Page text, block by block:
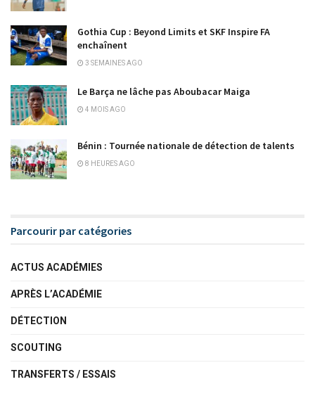
Gothia Cup : Beyond Limits et SKF Inspire FA
enchaînent
3 SEMAINES AGO
Le Barça ne lâche pas Aboubacar Maiga
4 MOIS AGO
Bénin : Tournée nationale de détection de talents
8 HEURES AGO
Parcourir par catégories
ACTUS ACADÉMIES
APRÈS L’ACADÉMIE
DÉTECTION
SCOUTING
TRANSFERTS / ESSAIS